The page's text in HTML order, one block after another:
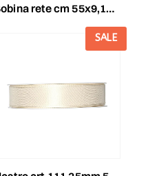
bobina rete cm 55x9,10 mt avorio
SALE